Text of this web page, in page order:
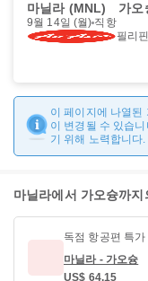
마닐라 (MNL) 가오
9월 14일 (월) 직항
필리
이 페이지에 나열된
이 변경될 수 있습
기 위해 노력합니다.
마닐라에서 가오슝까지
독점 항공편 특가
마닐라 - 가오슝
US$ 64.15